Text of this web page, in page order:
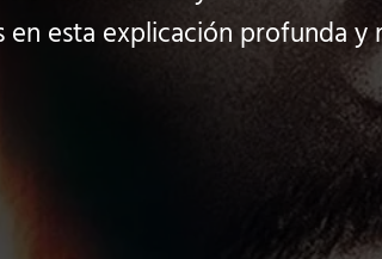
en esta explicación profunda y